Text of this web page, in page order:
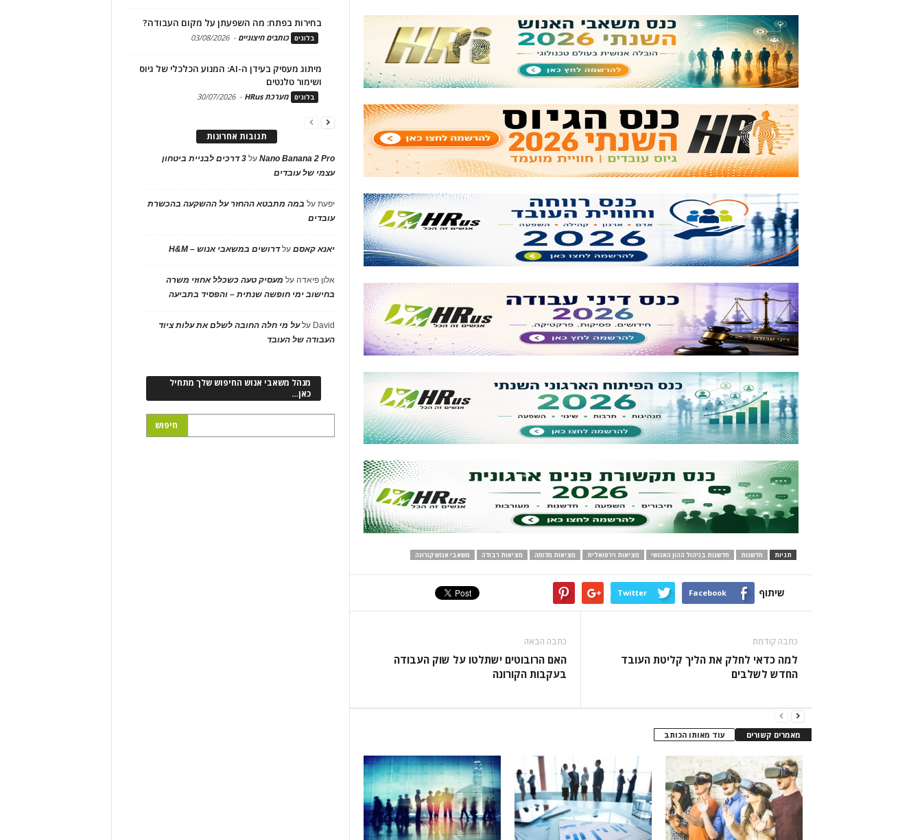
תגיות חדשנות חדשנות בניהול ההון האנושי מציאות וירטואלית מציאות מדומה מציאות רבודה משאבי אנוש קורונה
שיתוף Facebook
Twitter
כתבה קודמת
למה כדאי לחלק את הליך קליטת העובד
החדש לשלבים
כתבה הבאה
האם הרובוטים ישתלטו על שוק העבודה
בעקבות הקורונה
מאמרים קשורים עוד מאותו הכותב
בחירות בפתח: מה השפעתן על מקום העבודה?
בלוגים כותבים חיצוניים -
03/08/2026
מיתוג מעסיק בעידן ה-AI: המנוע הכלכלי של גיוס
ושימור טלנטים
בלוגים מערכת HRus -
30/07/2026
תגובות אחרונות
Nano Banana 2 Proעל
3 דרכים לבניית ביטחון
עצמי של עובדים
יפעתעל במה מתבטא ההחזר על ההשקעה בהכשרת
עובדים
יאנא קאסםעלדרושים במשאבי אנוש – H&M
אלון פיאדה על מעסיק טעה כשכלל אחוזי משרה
בחישוב ימי חופשה שנתית – והפסיד בתביעה
David עלעל מי חלה החובה לשלם את עלות ציוד
העבודה של העובד
מנהל משאבי אנוש החיפוש שלך מתחיל
כאן…